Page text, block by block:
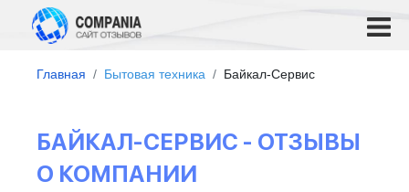
Главная Бытовая техника Байкал-Cервис
БАЙКАЛ-CЕРВИС - ОТЗЫВЫ
О КОМПАНИИ